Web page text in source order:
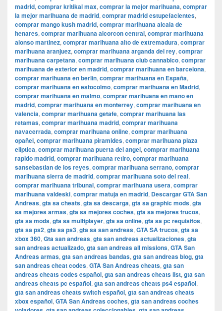
madrid, comprar kritikal max, comprar la mejor marihuana, comprar
la mejor marihuana de madrid, comprar madrid estupefacientes,
comprar mango kush madrid, comprar marihuana alcala de
henares, comprar marihuana alcorcon central, comprar marihuana
alonso martinez, comprar marihuana alto de extremadura, comprar
marihuana aranjuez, comprar marihuana arganda del rey, comprar
marihuana carpetana, comprar marihuana club cannabico, comprar
marihuana de exterior en madrid, comprar marihuana en barcelona,
comprar marihuana en berlin, comprar marihuana en España,
comprar marihuana en estocolmo, comprar marihuana en Madrid,
comprar marihuana en malmo, comprar marihuana en mano en
madrid, comprar marihuana en monterrey, comprar marihuana en
valencia, comprar marihuana getafe, comprar marihuana las
retamas, comprar marihuana madrid, comprar marihuana
navacerrada, comprar marihuana online, comprar marihuana
opañel, comprar marihuana pìramides, comprar marihuana plaza
eliptica, comprar marihuana puerta del angel, comprar marihuana
rapido madrid, comprar marihuana retiro, comprar marihuana
sansebastian de los reyes, comprar marihuana serrano, comprar
marihuana sierra de madrid, comprar marihuana soto del real,
comprar marihuana tribunal, comprar marihuana usera, comprar
marihuana valdeski, comprar matuja en madrid, Descargar GTA San
Andreas, gta sa cheats, gta sa descarga, gta sa graphic mods, gta
sa mejores armas, gta sa mejores coches, gta sa mejores trucos,
gta sa mods, gta sa multiplayer, gta sa online, gta sa pc requisitos,
gta sa ps2, gta sa ps3, gta sa san andreas, GTA SA trucos, gta sa
xbox 360, Gta san andreas, gta san andreas actualizaciones, gta
san andreas actualizado, gta san andreas all missions, GTA San
Andreas armas, gta san andreas bandas, gta san andreas blog, gta
san andreas cheat codes, GTA San Andreas cheats, gta san
andreas cheats codes español, gta san andreas cheats list, gta san
andreas cheats pc español, gta san andreas cheats ps4 español,
gta san andreas cheats switch español, gta san andreas cheats
xbox español, GTA San Andreas coches, gta san andreas coches